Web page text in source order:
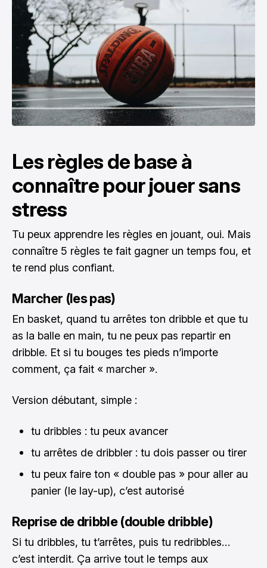
Les règles de base à
connaître pour jouer sans
stress
Tu peux apprendre les règles en jouant, oui. Mais
connaître 5 règles te fait gagner un temps fou, et
te rend plus confiant.
Marcher (les pas)
En basket, quand tu arrêtes ton dribble et que tu
as la balle en main, tu ne peux pas repartir en
dribble. Et si tu bouges tes pieds n’importe
comment, ça fait « marcher ».
Version débutant, simple :
tu dribbles : tu peux avancer
tu arrêtes de dribbler : tu dois passer ou tirer
tu peux faire ton « double pas » pour aller au
panier (le lay-up), c’est autorisé
Reprise de dribble (double dribble)
Si tu dribbles, tu t’arrêtes, puis tu redribbles…
c’est interdit. Ça arrive tout le temps aux